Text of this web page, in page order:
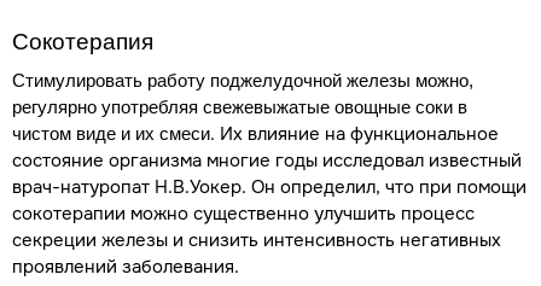
Сокотерапия
Стимулировать работу поджелудочной железы можно,
регулярно употребляя свежевыжатые овощные соки в
чистом виде и их смеси. Их влияние на функциональное
состояние организма многие годы исследовал известный
врач-натуропат Н.В.Уокер. Он определил, что при помощи
сокотерапии можно существенно улучшить процесс
секреции железы и снизить интенсивность негативных
проявлений заболевания.